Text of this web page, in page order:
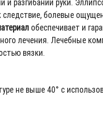
следствие, болевые
обеспечивает и
лечения. Лечебные
вязки.
не выше 40° с